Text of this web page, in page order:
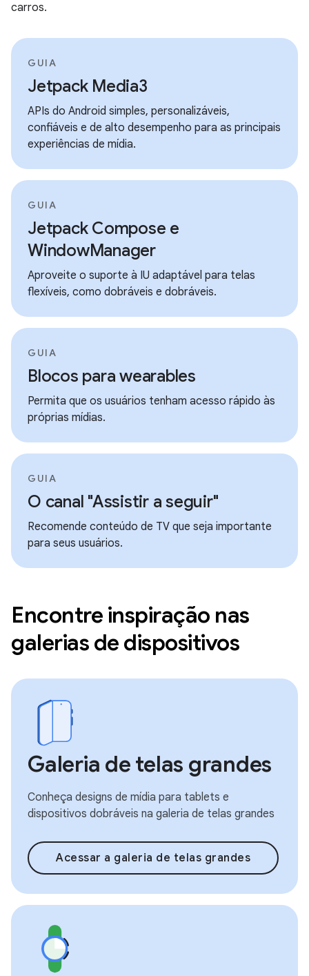
carros.
GUIA
Jetpack Media3
APIs do Android simples, personalizáveis,
confiáveis e de alto desempenho para as principais
experiências de mídia.
GUIA
Jetpack Compose e
WindowManager
Aproveite o suporte à IU adaptável para telas
flexíveis, como dobráveis e dobráveis.
GUIA
Blocos para wearables
Permita que os usuários tenham acesso rápido às
próprias mídias.
GUIA
O canal "Assistir a seguir"
Recomende conteúdo de TV que seja importante
para seus usuários.
Encontre inspiração nas
galerias de dispositivos
Galeria de telas grandes
Conheça designs de mídia para tablets e
dispositivos dobráveis na galeria de telas grandes
Acessar a galeria de telas grandes